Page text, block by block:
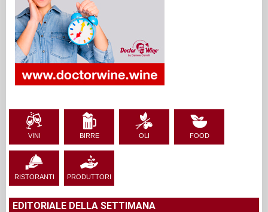
VINI BIRRE OLI FOOD
RISTORANTI PRODUTTORI
EDITORIALE DELLA SETTIMANA